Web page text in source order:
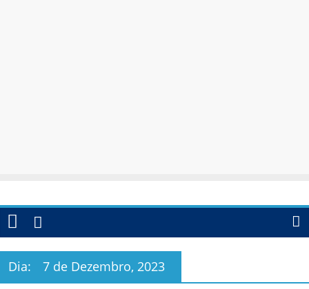
Dia: 7 de Dezembro, 2023